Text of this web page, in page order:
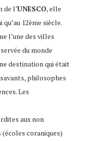
de l’UNESCO, elle
12ème siècle.
l’une des villes
du monde
destination qui était
philosophes
Les
aux non
coraniques)